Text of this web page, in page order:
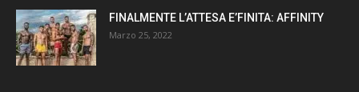
FINALMENTE L’ATTESA E’FINITA: AFFINITY
Marzo 25, 2022